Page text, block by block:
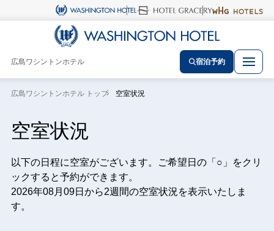
広島ワシントンホテル 宿泊予約
広島ワシントンホテル トップ 空室状況
空室状況
以下の日程に空室がございます。ご希望日の「○」をクリ
ックすると予約ができます。
2026年08月09日から2週間の空室状況を表示いたしま
す。